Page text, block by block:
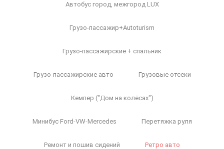
Автобус город, межгород LUX
Грузо-пассажир+Autoturism
Грузо-пассажирские + спальник
Грузо-пассажирские авто Грузовые отсеки
Кемпер ("Дом на колёсах")
Минибус Ford-VW-Mercedes Перетяжка руля
Ремонт и пошив сидений Ретро авто